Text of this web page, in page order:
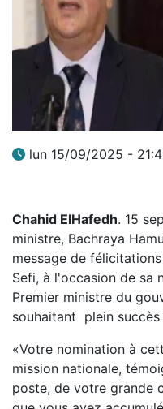
lun 15/09/2025 -
Chahid ElHafedh. 15
ministre, Bachraya
message de
Sefi, à l'occasion de sa
Premier ministre du
souhaitant plein succès
«Votre nomination à
mission nationale,
poste, de votre grande